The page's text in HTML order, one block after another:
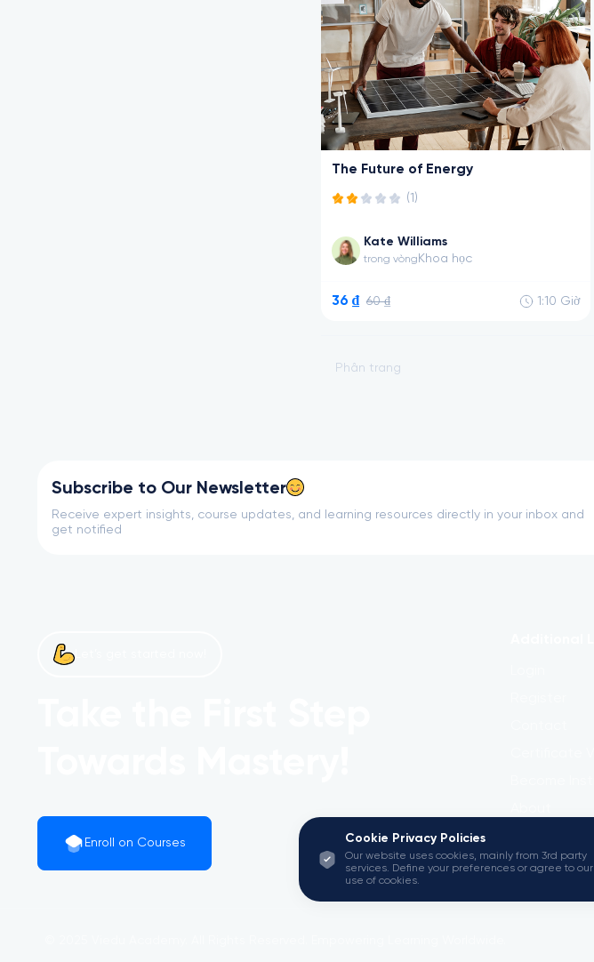
The Future of Energy
(1)
Kate Williams
trong vòng Khoa học
36 ₫ 60 ₫ 1:10 Giờ
Phân trang
Subscribe to Our Newsletter
Receive expert insights, course updates, and learning resources directly in your inbox and
get notified
Let’s get started now!
Enroll on Courses Cookie Privacy Policies
Our website uses cookies, mainly from 3rd party
services. Define your preferences or agree to our
use of cookies.